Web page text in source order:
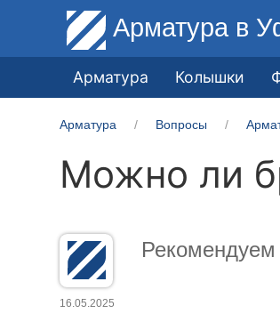
Арматура в
Арматура Колышки
Арматура Вопросы
Можно ли
16.05.2025
Рекомендуем